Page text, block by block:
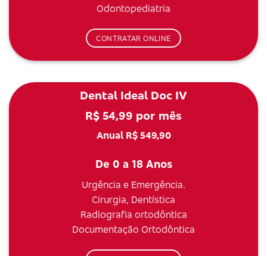
Odontopediatria
CONTRATAR ONLINE
Dental Ideal Doc IV
R$ 54,99 por mês
Anual R$ 549,90
De 0 a 18 Anos
Urgência e Emergência.
Cirurgia, Dentística
Radiografia ortodôntica
Documentação Ortodôntica